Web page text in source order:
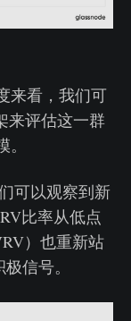
来看，我们可
来评估这一群
可以观察到新
比率从低点
）也重新站
信号。